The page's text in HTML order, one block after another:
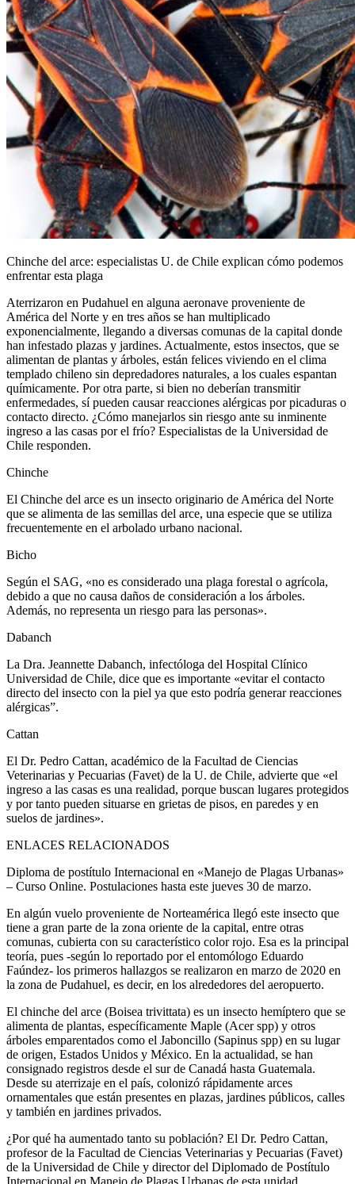
Chinche del arce: especialistas U. de Chile explican cómo podemos
enfrentar esta plaga
Aterrizaron en Pudahuel en alguna aeronave proveniente de
América del Norte y en tres años se han multiplicado
exponencialmente, llegando a diversas comunas de la capital donde
han infestado plazas y jardines. Actualmente, estos insectos, que se
alimentan de plantas y árboles, están felices viviendo en el clima
templado chileno sin depredadores naturales, a los cuales espantan
químicamente. Por otra parte, si bien no deberían transmitir
enfermedades, sí pueden causar reacciones alérgicas por picaduras o
contacto directo. ¿Cómo manejarlos sin riesgo ante su inminente
ingreso a las casas por el frío? Especialistas de la Universidad de
Chile responden.
Chinche
El Chinche del arce es un insecto originario de América del Norte
que se alimenta de las semillas del arce, una especie que se utiliza
frecuentemente en el arbolado urbano nacional.
Bicho
Según el SAG, «no es considerado una plaga forestal o agrícola,
debido a que no causa daños de consideración a los árboles.
Además, no representa un riesgo para las personas».
Dabanch
La Dra. Jeannette Dabanch, infectóloga del Hospital Clínico
Universidad de Chile, dice que es importante «evitar el contacto
directo del insecto con la piel ya que esto podría generar reacciones
alérgicas”.
Cattan
El Dr. Pedro Cattan, académico de la Facultad de Ciencias
Veterinarias y Pecuarias (Favet) de la U. de Chile, advierte que «el
ingreso a las casas es una realidad, porque buscan lugares protegidos
y por tanto pueden situarse en grietas de pisos, en paredes y en
suelos de jardines».
ENLACES RELACIONADOS
Diploma de postítulo Internacional en «Manejo de Plagas Urbanas»
– Curso Online. Postulaciones hasta este jueves 30 de marzo.
En algún vuelo proveniente de Norteamérica llegó este insecto que
tiene a gran parte de la zona oriente de la capital, entre otras
comunas, cubierta con su característico color rojo. Esa es la principal
teoría, pues -según lo reportado por el entomólogo Eduardo
Faúndez- los primeros hallazgos se realizaron en marzo de 2020 en
la zona de Pudahuel, es decir, en los alrededores del aeropuerto.
El chinche del arce (Boisea trivittata) es un insecto hemíptero que se
alimenta de plantas, específicamente Maple (Acer spp) y otros
árboles emparentados como el Jaboncillo (Sapinus spp) en su lugar
de origen, Estados Unidos y México. En la actualidad, se han
consignado registros desde el sur de Canadá hasta Guatemala.
Desde su aterrizaje en el país, colonizó rápidamente arces
ornamentales que están presentes en plazas, jardines públicos, calles
y también en jardines privados.
¿Por qué ha aumentado tanto su población? El Dr. Pedro Cattan,
profesor de la Facultad de Ciencias Veterinarias y Pecuarias (Favet)
de la Universidad de Chile y director del Diplomado de Postítulo